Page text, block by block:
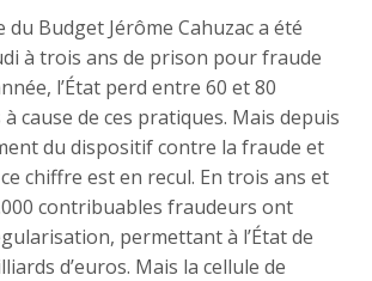
du Budget Jérôme Cahuzac a été
à trois ans de prison pour fraude
l’État perd entre 60 et 80
cause de ces pratiques. Mais depuis
du dispositif contre la fraude et
ce chiffre est en recul. En trois ans et
contribuables fraudeurs ont
permettant à l’État de
d’euros. Mais la cellule de